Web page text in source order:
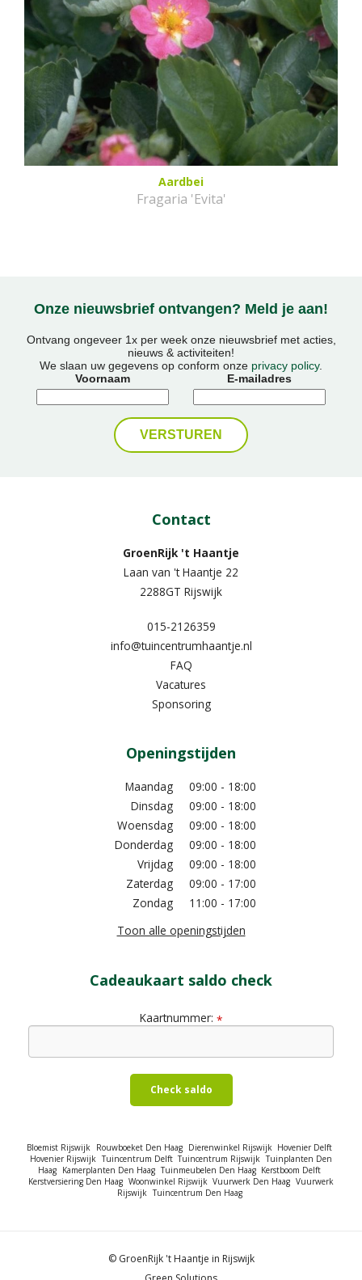
Aardbei
Fragaria 'Evita'
Onze nieuwsbrief ontvangen? Meld je aan!
Ontvang ongeveer 1x per week onze nieuwsbrief met acties,
nieuws & activiteiten!
We slaan uw gegevens op conform onze privacy policy.
Voornaam
E-mailadres
Contact
GroenRijk 't Haantje
Laan van 't Haantje 22
2288GT Rijswijk
015-2126359
info@tuincentrumhaantje.nl
FAQ
Vacatures
Sponsoring
Openingstijden
Maandag
09:00 - 18:00
Dinsdag
09:00 - 18:00
Woensdag
09:00 - 18:00
Donderdag
09:00 - 18:00
Vrijdag
09:00 - 18:00
Zaterdag
09:00 - 17:00
Zondag
11:00 - 17:00
Toon alle openingstijden
Cadeaukaart saldo check
Kaartnummer: *
Check saldo
Bloemist Rijswijk Rouwboeket Den Haag Dierenwinkel Rijswijk Hovenier Delft
Hovenier Rijswijk Tuincentrum Delft Tuincentrum Rijswijk Tuinplanten Den
Haag Kamerplanten Den Haag Tuinmeubelen Den Haag Kerstboom Delft
Kerstversiering Den Haag Woonwinkel Rijswijk Vuurwerk Den Haag Vuurwerk
Rijswijk Tuincentrum Den Haag
© GroenRijk 't Haantje in Rijswijk